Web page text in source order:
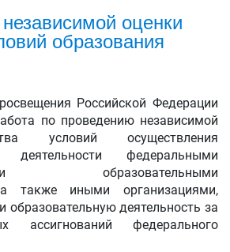
оценки
образования
Российской Федерации
по проведению независимой
условий осуществления
деятельности федеральными
образовательными
а также иными организациями,
деятельность за
ассигнований федерального